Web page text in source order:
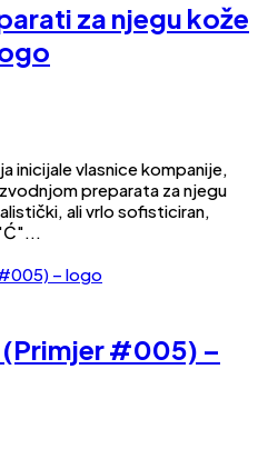
za njegu kože
inicijale vlasnice kompanije,
preparata za njegu
ali vrlo sofisticiran,
(Primjer #005) –